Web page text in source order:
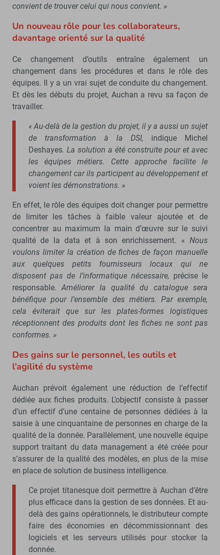
convient de trouver celui qui nous convient. »
Un nouveau rôle pour les collaborateurs,
davantage orienté sur la qualité
Ce changement d’outils entraîne également un
changement dans les procédures et dans le rôle des
équipes. Il y a un vrai sujet de conduite du changement.
Et dès les débuts du projet, Auchan a revu sa façon de
travailler.
« Au-delà de la gestion du projet, il y a aussi un sujet
de transformation à la DSI, indique Michel
Deshayes. La solution a été construite pour et avec
les équipes métiers. Cette approche facilite le
changement car ils participent au développement et
voient les démonstrations. »
En effet, le rôle des équipes doit changer pour permettre
de limiter les tâches à faible valeur ajoutée et de
concentrer au maximum la main d’œuvre sur le suivi
qualité de la data et à son enrichissement. « Nous
voulons limiter la création de fiches de façon manuelle
aux quelques petits fournisseurs locaux qui ne
disposent pas de l’informatique nécessaire, précise le
responsable.Améliorer la qualité du catalogue sera
bénéfique pour l’ensemble des métiers. Par exemple,
cela éviterait que sur les plates-formes logistiques
réceptionnent des produits dont les fiches ne sont pas
conformes. »
Des gains sur le personnel, les outils et
l’agilité du système
Auchan prévoit également une réduction de l’effectif
dédiée aux fiches produits. L’objectif consiste à passer
d’un effectif d’une centaine de personnes dédiées à la
saisie à une cinquantaine de personnes en charge de la
qualité de la donnée. Parallèlement, une nouvelle équipe
support traitant du data management a été créée pour
s’assurer de la qualité des modèles, en plus de la mise
en place de solution de business intelligence.
Ce projet titanesque doit permettre à Auchan d’être
plus efficace dans la gestion de ses données. Et au-
delà des gains opérationnels, le distributeur compte
faire des économies en décommissionnant des
logiciels et les serveurs utilisés pour stocker la
donnée.